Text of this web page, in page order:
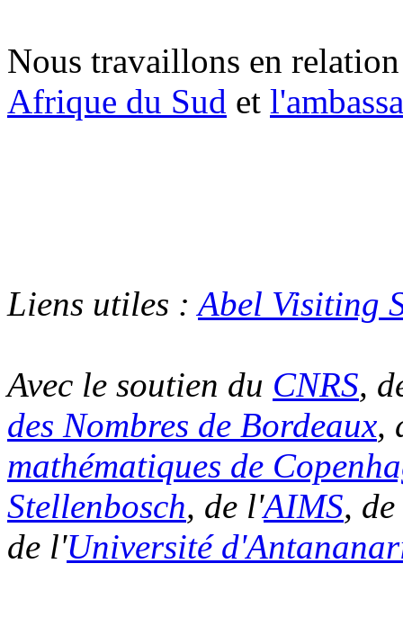
Nous travaillons en
Afrique du Sud et
Liens utiles :Abel Visiting
Avec le soutien du CNRS,
des Nombres de Bordeaux,
mathématiques de
Stellenbosch, de l'AIMS,
de l'Université